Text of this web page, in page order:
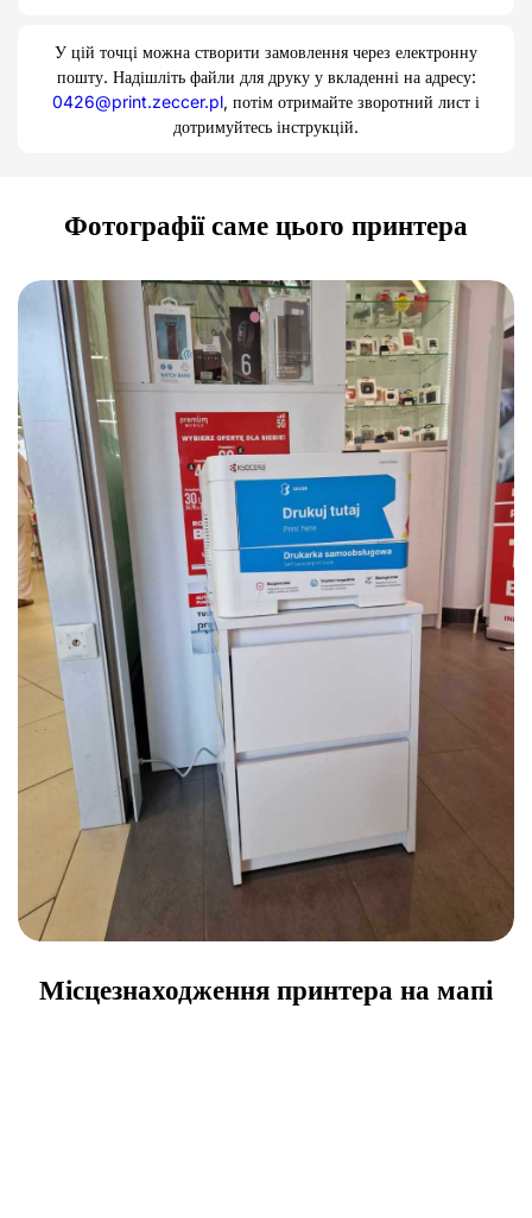
У цій точці можна створити замовлення через електронну
пошту. Надішліть файли для друку у вкладенні на адресу:
0426@print.zeccer.pl, потім отримайте зворотний лист і
дотримуйтесь інструкцій.
Фотографії саме цього принтера
Місцезнаходження принтера на мапі